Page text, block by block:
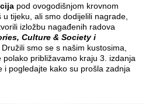
pod ovogodišnjom krovnom
tijeku, ali smo dodijelili nagrade,
izložbu nagađenih radova
Culture & Society i
. Družili smo se s našim kustosima,
približavamo kraju 3. izdanja
i pogledajte kako su prošla zadnja